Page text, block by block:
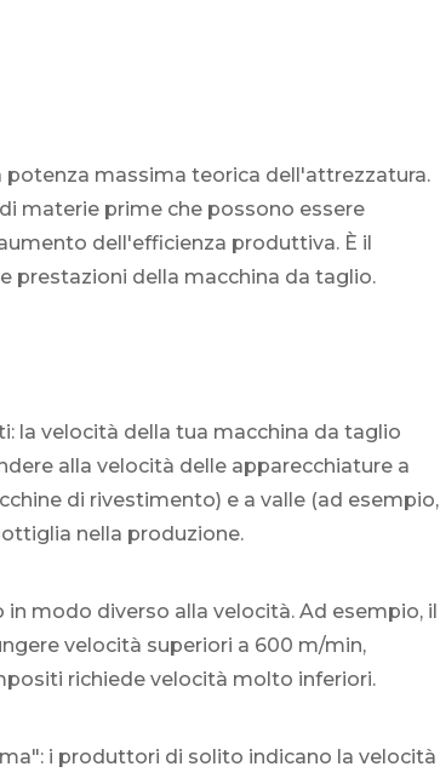
massima teorica dell'attrezzatura.
materie prime che possono essere
dell'efficienza produttiva. È il
prestazioni della macchina da taglio.
la velocità della tua macchina da taglio
alla velocità delle apparecchiature a
di rivestimento) e a valle (ad esempio,
nella produzione.
modo diverso alla velocità. Ad esempio, il
velocità superiori a 600 m/min,
richiede velocità molto inferiori.
i produttori di solito indicano la velocità